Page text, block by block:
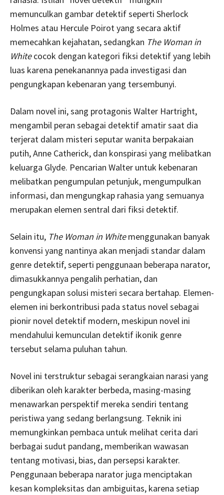
memunculkan gambar detektif seperti Sherlock
Holmes atau Hercule Poirot yang secara aktif
memecahkan kejahatan, sedangkan The Woman in
Whitecocok dengan kategori fiksi detektif yang lebih
luas karena penekanannya pada investigasi dan
pengungkapan kebenaran yang tersembunyi.
Dalam novel ini, sang protagonis Walter Hartright,
mengambil peran sebagai detektif amatir saat dia
terjerat dalam misteri seputar wanita berpakaian
putih, Anne Catherick, dan konspirasi yang melibatkan
keluarga Glyde. Pencarian Walter untuk kebenaran
melibatkan pengumpulan petunjuk, mengumpulkan
informasi, dan mengungkap rahasia yang semuanya
merupakan elemen sentral dari fiksi detektif.
Selain itu, The Woman in Whitemenggunakan banyak
konvensi yang nantinya akan menjadi standar dalam
genre detektif, seperti penggunaan beberapa narator,
dimasukkannya pengalih perhatian, dan
pengungkapan solusi misteri secara bertahap. Elemen-
elemen ini berkontribusi pada status novel sebagai
pionir novel detektif modern, meskipun novel ini
mendahului kemunculan detektif ikonik genre
tersebut selama puluhan tahun.
Novel ini terstruktur sebagai serangkaian narasi yang
diberikan oleh karakter berbeda, masing-masing
menawarkan perspektif mereka sendiri tentang
peristiwa yang sedang berlangsung. Teknik ini
memungkinkan pembaca untuk melihat cerita dari
berbagai sudut pandang, memberikan wawasan
tentang motivasi, bias, dan persepsi karakter.
Penggunaan beberapa narator juga menciptakan
kesan kompleksitas dan ambiguitas, karena setiap